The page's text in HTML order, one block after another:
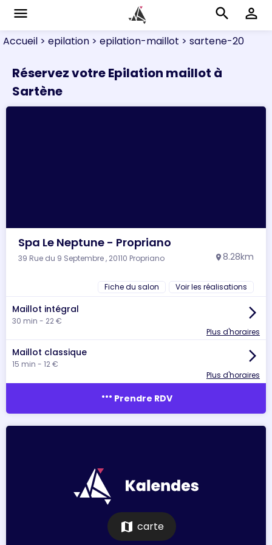
menu search perm_identity
Accueil > epilation > epilation-maillot > sartene-20
Réservez votre Epilation maillot à
Sartène
Spa Le Neptune - Propriano
39 Rue du 9 Septembre , 20110 Propriano location_on 8.28km
Fiche du salon Voir les réalisations
Maillot intégral
30 min - 22 €
arrow_forward_ios
Plus d'horaires
Maillot classique
15 min - 12 €
arrow_forward_ios
Plus d'horaires
more_horiz Prendre RDV
map carte